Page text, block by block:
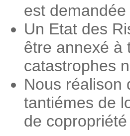
est
Un Etat des
être annexé à
catastrophes
Nous réalison
tantiémes de
de